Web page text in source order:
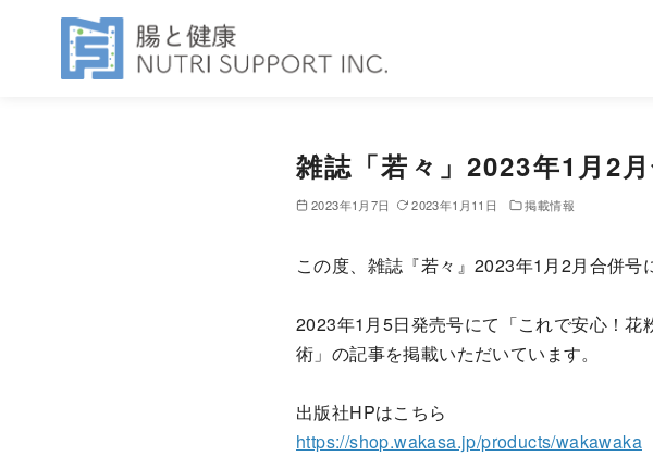
雑誌「若々」2023年1月2
2023年1月7日 2023年1月11日 掲載情報
この度、雑誌『若々』2023年1月2月合併号
2023年1月5日発売号にて「これで安心！
術」の記事を掲載いただいています。
出版社HPはこちら
https://shop.wakasa.jp/products/wakawaka